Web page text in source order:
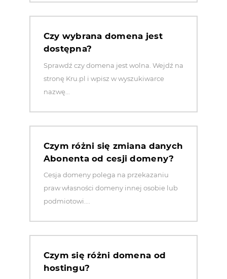
Czy wybrana domena jest
dostępna?
Sprawdź czy domena jest wolna. Wejdź na
stronę Kru.pl i wpisz w wyszukiwarce
nazwę...
Czym różni się zmiana danych
Abonenta od cesji domeny?
Cesja domeny polega na przekazaniu
praw własności domeny innej osobie lub
podmiotowi....
Czym się różni domena od
hostingu?